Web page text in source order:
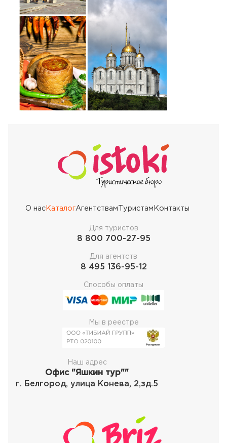
О насКаталогАгентствам Туристам Контакты
Для туристов
8 800 700-27-95
Для агентств
8 495 136-95-12
Способы оплаты
Мы в реестре
Наш адрес
Офис "Яшкин тур""
г. Белгород, улица Конева, 2,зд.5